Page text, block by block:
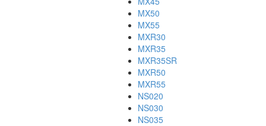
MX50
MX55
MXR30
MXR35
MXR35SR
MXR50
MXR55
NS020
NS030
NS035